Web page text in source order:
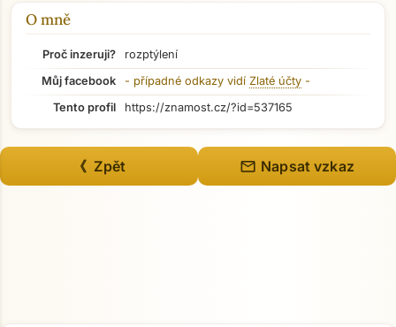
O mně
Proč inzeruji?
rozptýlení
Můj facebook
- případné odkazy vidí Zlaté účty -
Tento profil
https://znamost.cz/?id=537165
《 Zpět mail Napsat vzkaz